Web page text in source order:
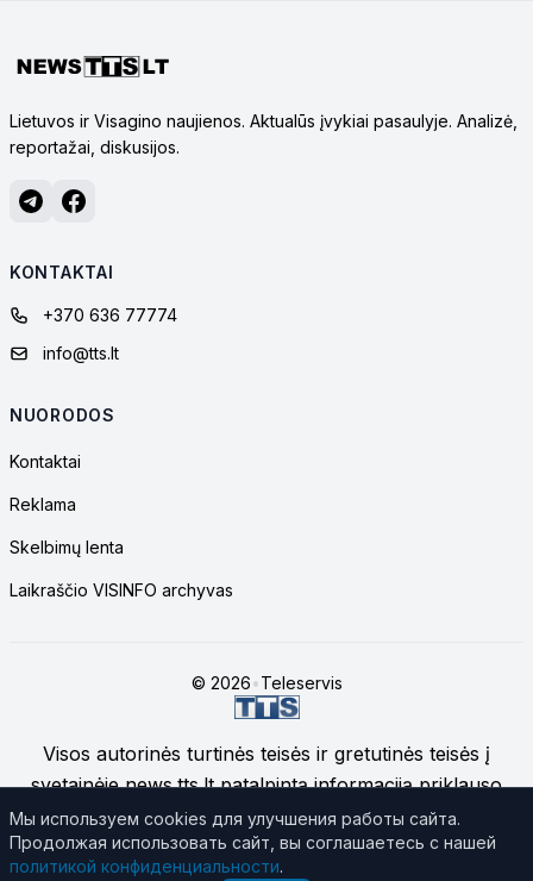
Lietuvos ir Visagino naujienos. Aktualūs įvykiai pasaulyje. Analizė,
reportažai, diskusijos.
KONTAKTAI
+370 636 77774
info@tts.lt
NUORODOS
Kontaktai
Reklama
Skelbimų lenta
Laikraščio VISINFO archyvas
© 2026•Teleservis
Visos autorinės turtinės teisės ir gretutinės teisės į
svetainėje news.tts.lt patalpintą informaciją priklauso
UAB "Telekomunikacinių technologijų servisas", jei
nenurodyta kitaip.Daugiau apie svetainės medžiagos
Мы используем cookies для улучшения работы сайта.
Продолжая использовать сайт, вы соглашаетесь с нашей
политикой конфиденциальности.